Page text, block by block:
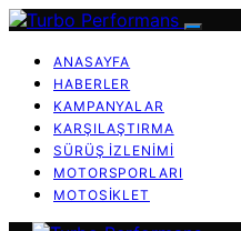
ANASAYFA
HABERLER
KAMPANYALAR
KARŞILAŞTIRMA
SÜRÜŞ İZLENIMI
MOTORSPORLARI
MOTOSIKLET